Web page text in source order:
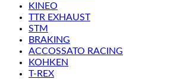
KINEO
TTR EXHAUST
STM
BRAKING
ACCOSSATO RACING
KOHKEN
T-REX